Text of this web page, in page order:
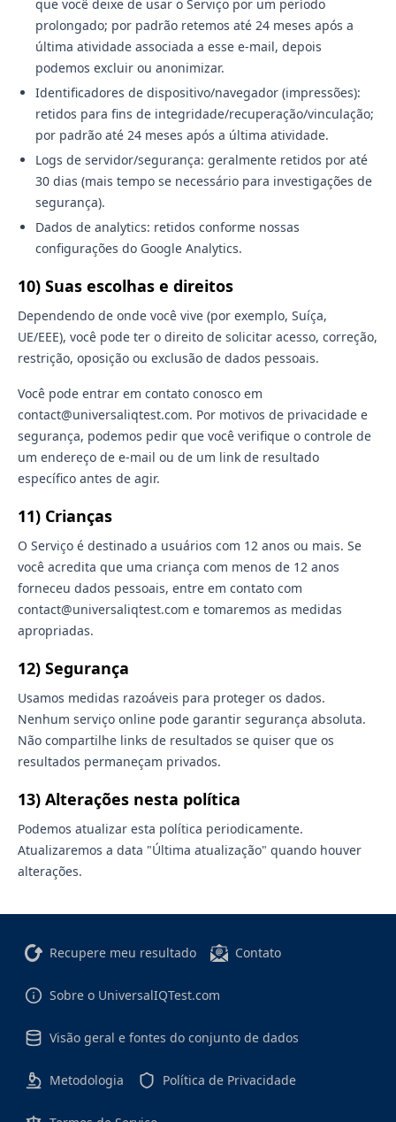
que você deixe de usar o Serviço por um período
prolongado; por padrão retemos até 24 meses após a
última atividade associada a esse e-mail, depois
podemos excluir ou anonimizar.
Identificadores de dispositivo/navegador (impressões):
retidos para fins de integridade/recuperação/vinculação;
por padrão até 24 meses após a última atividade.
Logs de servidor/segurança: geralmente retidos por até
30 dias (mais tempo se necessário para investigações de
segurança).
Dados de analytics: retidos conforme nossas
configurações do Google Analytics.
10) Suas escolhas e direitos
Dependendo de onde você vive (por exemplo, Suíça,
UE/EEE), você pode ter o direito de solicitar acesso, correção,
restrição, oposição ou exclusão de dados pessoais.
Você pode entrar em contato conosco em
contact@universaliqtest.com. Por motivos de privacidade e
segurança, podemos pedir que você verifique o controle de
um endereço de e-mail ou de um link de resultado
específico antes de agir.
11) Crianças
O Serviço é destinado a usuários com 12 anos ou mais. Se
você acredita que uma criança com menos de 12 anos
forneceu dados pessoais, entre em contato com
contact@universaliqtest.com e tomaremos as medidas
apropriadas.
12) Segurança
Usamos medidas razoáveis para proteger os dados.
Nenhum serviço online pode garantir segurança absoluta.
Não compartilhe links de resultados se quiser que os
resultados permaneçam privados.
13) Alterações nesta política
Podemos atualizar esta política periodicamente.
Atualizaremos a data "Última atualização" quando houver
alterações.
Recupere meu resultado Contato
Sobre o UniversalIQTest.com
Visão geral e fontes do conjunto de dados
Metodologia Política de Privacidade